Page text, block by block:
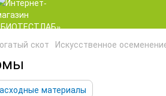
скот Искусственное
материалы